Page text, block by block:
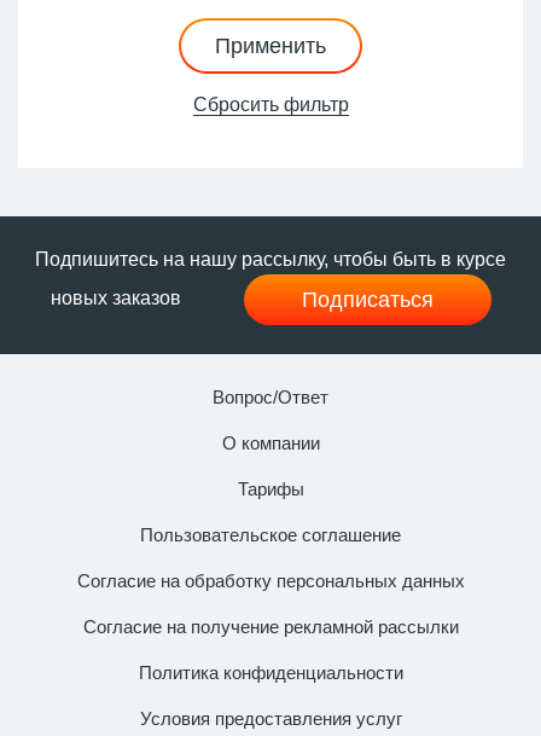
Применить
Сбросить фильтр
Подпишитесь на нашу рассылку, чтобы быть в курсе
новых заказов
Подписаться
Вопрос/Ответ
О компании
Тарифы
Пользовательское соглашение
Согласие на обработку персональных данных
Согласие на получение рекламной рассылки
Политика конфиденциальности
Условия предоставления услуг